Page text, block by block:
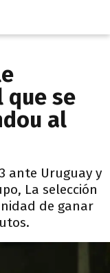
se
al
ante Uruguay y
La selección
de ganar